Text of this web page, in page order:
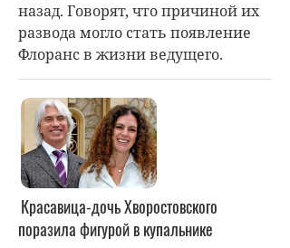
назад. Говорят, что причиной их
развода могло стать появление
Флоранс в жизни ведущего.
Красавица-дочь Хворостовского
поразила фигурой в купальнике